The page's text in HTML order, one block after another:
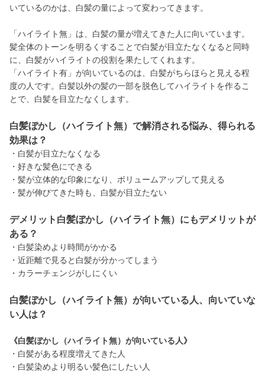
いているのかは、白髪の量によって変わってきます。
「ハイライト無」は、白髪の量が増えてきた人に向いています。
髪全体のトーンを明るくすることで白髪が目立たなくなると同時
に、白髪がハイライトの役割を果たしてくれます。
「ハイライト有」が向いているのは、白髪がちらほらと見える程
度の人です。白髪以外の髪の一部を脱色してハイライトを作るこ
とで、白髪を目立たなくします。
白髪ぼかし（ハイライト無）で解消される悩み、得られる
効果は？
・白髪が目立たなくなる
・好きな髪色にできる
・髪が立体的な印象になり、ボリュームアップして見える
・髪が伸びてきた時も、白髪が目立たない
デメリット白髪ぼかし（ハイライト無）にもデメリットが
ある？
・白髪染めより時間がかかる
・近距離で見ると白髪が分かってしまう
・カラーチェンジがしにくい
白髪ぼかし（ハイライト無）が向いている人、向いていな
い人は？
《白髪ぼかし（ハイライト無）が向いている人》
・白髪がある程度増えてきた人
・白髪染めより明るい髪色にしたい人